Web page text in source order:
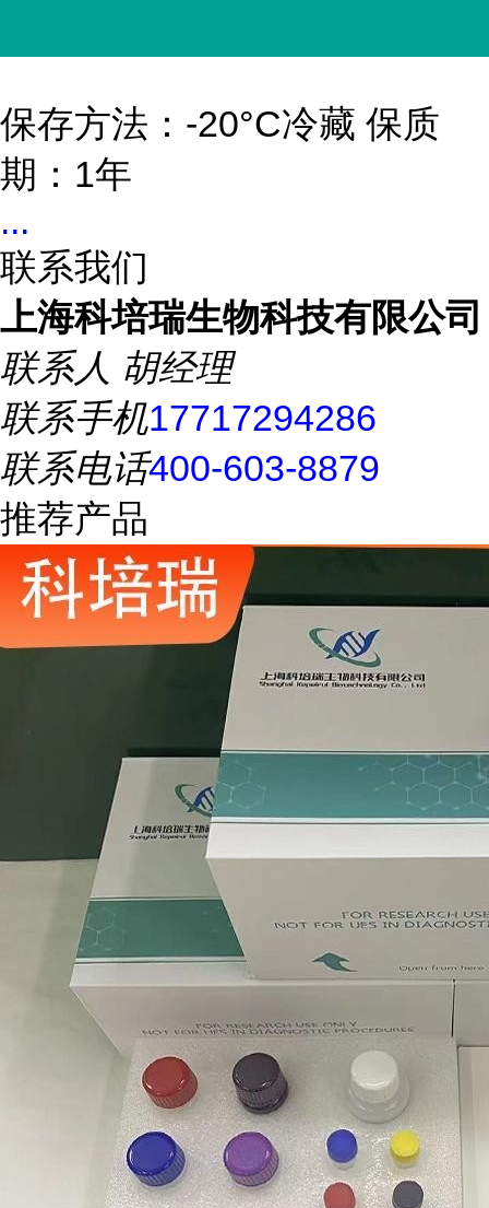
保存方法：-20°C冷藏 保质
期：1年
...
联系我们
上海科培瑞生物科技有限公司
联系人 胡经理
联系手机17717294286
联系电话400-603-8879
推荐产品